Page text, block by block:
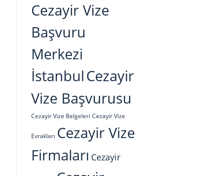
Cezayir Vize
Başvuru
Merkezi
İstanbulCezayir
Vize Başvurusu
Cezayir Vize Belgeleri Cezayir Vize
Evrakları Cezayir Vize
Firmaları Cezayir